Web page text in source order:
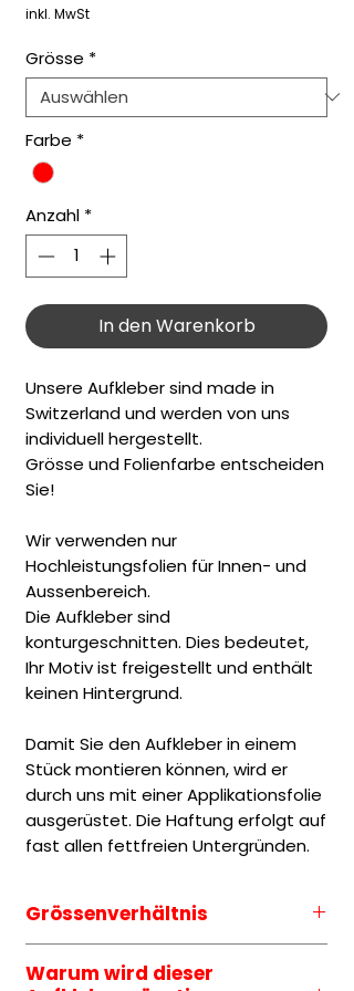
inkl. MwSt
Grösse *
Farbe *
Anzahl *
In den Warenkorb
Unsere Aufkleber sind made in
Switzerland und werden von uns
individuell hergestellt.
Grösse und Folienfarbe entscheiden
Sie!
Wir verwenden nur
Hochleistungsfolien für Innen- und
Aussenbereich.
Die Aufkleber sind
konturgeschnitten. Dies bedeutet,
Ihr Motiv ist freigestellt und enthält
keinen Hintergrund.
Damit Sie den Aufkleber in einem
Stück montieren können, wird er
durch uns mit einer Applikationsfolie
ausgerüstet. Die Haftung erfolgt auf
fast allen fettfreien Untergründen.
Grössenverhältnis
immer der längeren Seite des
Warum wird dieser